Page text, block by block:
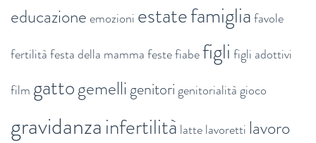
educazioneemozioni estatefamigliafavole
fertilitàfesta della mammafestefiabefigli figli adottivi
film gattogemelligenitorigenitorialitàgioco
gravidanzainfertilità lattelavoretti lavoro